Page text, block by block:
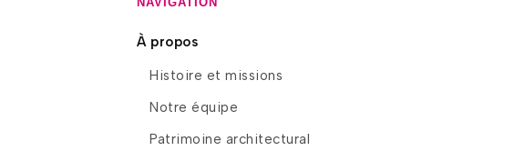
À propos
Histoire et missions
Notre équipe
Patrimoine architectural